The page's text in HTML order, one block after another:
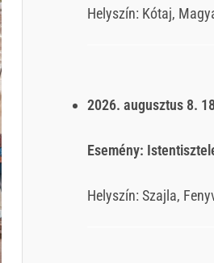
Helyszín: Kótaj,
2026. augusztus 8.
Esemény:
Helyszín:Szajla,